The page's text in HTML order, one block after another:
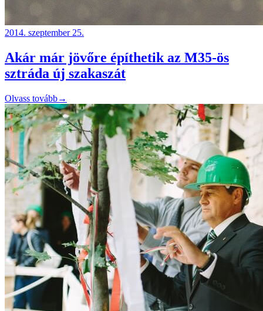
2014. szeptember 25.
Akár már jövőre építhetik az M35-ös
sztráda új szakaszát
Olvass tovább→